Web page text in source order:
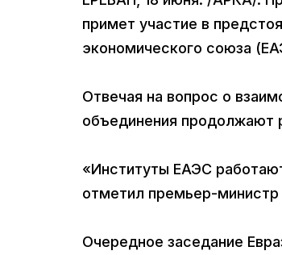
примет участие в
экономического союза
Отвечая на вопрос о
объединения продолжают
«Институты ЕАЭС
отметил премьер-министр
Очередное заседание